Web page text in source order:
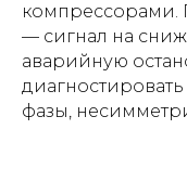
компрессорами.
— сигнал на
аварийную
фазы,